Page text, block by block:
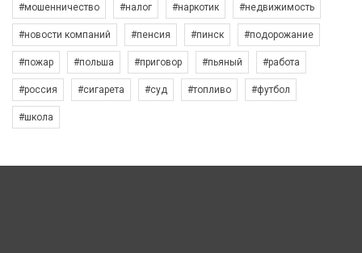
#мошенничество #налог #наркотик #недвижимость
#новости компаний #пенсия #пинск #подорожание
#пожар #польша #приговор #пьяный #работа
#россия #сигарета #суд #топливо #футбол
#школа